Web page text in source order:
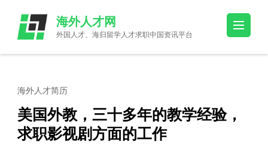
content
(Press
海外人才网
外国人才、海归留学人才求职中国资讯平台
海外人才简历
美国外教，三十多年的教学经验，
求职影视剧方面的工作